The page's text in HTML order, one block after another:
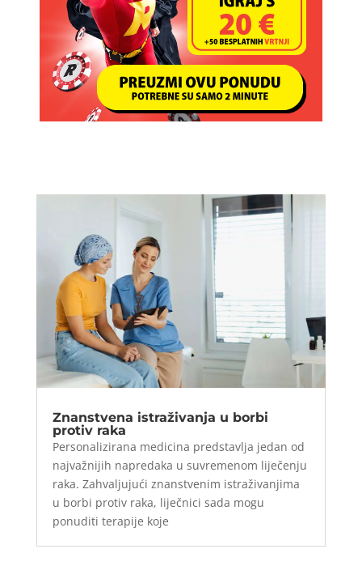
Znanstvena istraživanja u borbi
protiv raka
Personalizirana medicina predstavlja jedan od
najvažnijih napredaka u suvremenom liječenju
raka. Zahvaljujući znanstvenim istraživanjima
u borbi protiv raka, liječnici sada mogu
ponuditi terapije koje